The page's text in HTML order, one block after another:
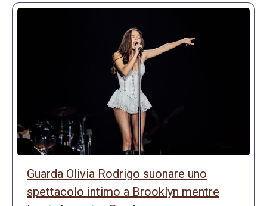
Guarda Olivia Rodrigo suonare uno
spettacolo intimo a Brooklyn mentre